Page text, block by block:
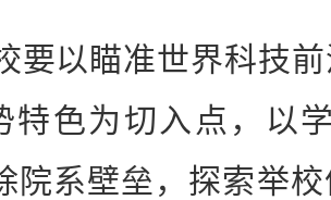
以瞄准世界科技前
特色为切入点，以
院系壁垒，探索举